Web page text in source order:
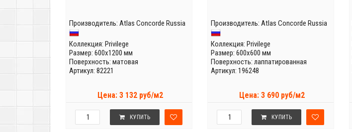
Производитель: Atlas Concorde Russia
Коллекция: Privilege
Размер: 600x1200 мм
Поверхность: матовая
Артикул: 82221
Цена: 3 132 руб/м2
КУПИТЬ
Производитель: Atlas Concorde Russia
Коллекция: Privilege
Размер: 600x600 мм
Поверхность: лаппатированная
Артикул: 196248
Цена: 3 690 руб/м2
КУПИТЬ